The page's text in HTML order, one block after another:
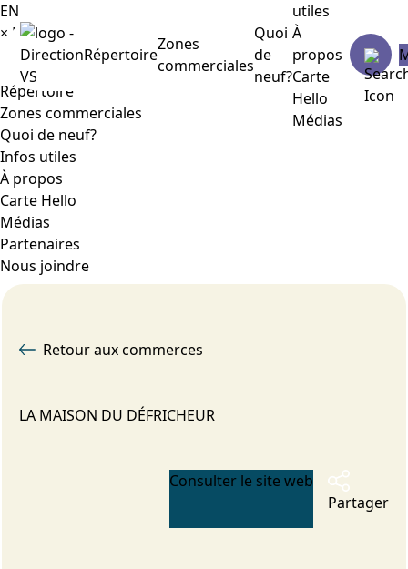
Répertoire
Zones
commerciales
Quoi
de
neuf?
utiles
À
propos
Carte
Hello
Médias
EN
× Menu
Répertoire
Zones commerciales
Quoi de neuf?
Infos utiles
À propos
Carte Hello
Médias
Partenaires
Nous joindre
Retour aux commerces
LA MAISON DU DÉFRICHEUR
Consulter le site web
Partager